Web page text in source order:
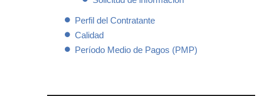
Perfil del Contratante
Calidad
Período Medio de Pagos (PMP)